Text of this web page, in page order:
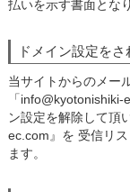
払いを示す書面とな
ドメイン設定を
当サイトからのメー
「
ン設定を解除して頂
ec.com』を 受信リ
ます。